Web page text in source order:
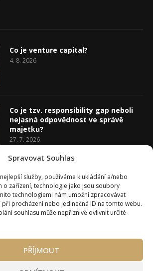
Spravovat Souhlas
služby, používáme k ukládání a/nebo
o zařízení, technologie jako jsou soubory
technologiemi nám umožní zpracovávat
při procházení nebo jedinečná ID na tomto webu.
souhlasu může nepříznivě ovlivnit určité
PŘÍJMOUT
Co je venture capital?
4. 8. 2026
Co je tzv. responsibility gap neboli
nejasná odpovědnost ve správě
majetku?
27. 7. 2026
20. 7. 2026
Magazínu Můj účet
Máte zájem o spolupráci?